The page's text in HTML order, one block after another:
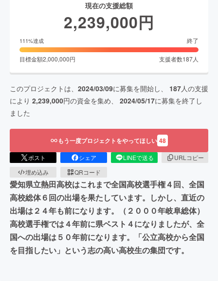
現在の支援総額
2,239,000円
111%達成 終了
目標金額2,000,000円 支援者数187人
このプロジェクトは、 2024/03/09に募集を開始し、 187人の支援
により 2,239,000円の資金を集め、 2024/05/17に募集を終了し
ました
もう一度プロジェクトをやってほしい 48
ポスト シェア LINEで送る
URLコピー
埋め込み
QRコード
愛知県立熱田高校はこれまで全国高校選手権４回、全国
高校総体６回の出場を果たしています。しかし、直近の
出場は２４年も前になります。（２０００年岐阜総体）
高校選手権では４年前に県ベスト４になりましたが、全
国への出場は５０年前になります。「公立高校から全国
を目指したい」という志の高い高校生の集団です。